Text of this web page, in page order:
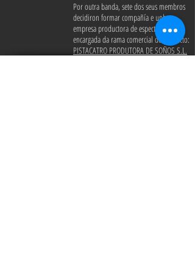
Por outra banda, sete dos seus membros
decidiron formar compañía e unha
empresa productora de espectáculos,
encargada da rama comercial do proxecto:
PISTACATRO PRODUTORA DE SOÑOS S.L.